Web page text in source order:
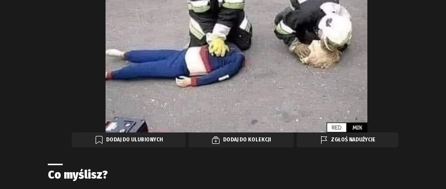
DODAJ DO ULUBIONYCH DODAJ DO KOLEKCJI ZGŁOŚ NADUŻYCIE
Co myślisz?